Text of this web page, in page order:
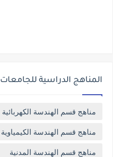
المناهج الدراسية للجامعات
مناهج قسم الهندسة الكهربائية
مناهج قسم الهندسة الكيمياوية
مناهج قسم الهندسة المدنية